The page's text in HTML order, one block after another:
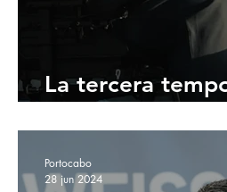
La tercera
Portocabo
28 jun 2024